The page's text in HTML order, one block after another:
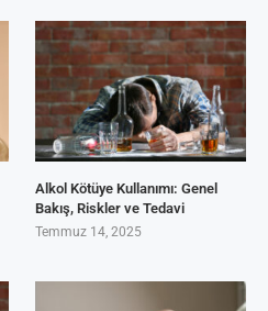
Alkol Kötüye Kullanımı: Genel
Bakış, Riskler ve Tedavi
Temmuz 14, 2025